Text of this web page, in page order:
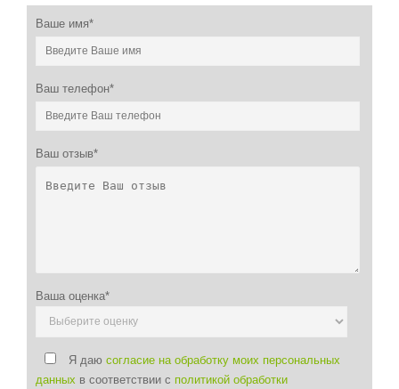
Семён 02.05.2026 в 20:39
Были здесь уже не раз, и в этот раз все отлично. Приходили с
Бассейн супер, поиграли в бильярд и спели в караоке. Место
комфортное, отдых удался!
отдохнуть от суеты. Финская парная отлично прогревает,
Все очень довольны, без лишней суеты отдохнули.
Арсений 05.02.2026 в 10:35
Атмосферное место! Сходил, от души пропотел. Словно
заново родился — усталость как рукой сняло. Отличный
способ перезагрузиться.
Ваше имя*
Ваш телефон*
Ваш отзыв*
Ваша оценка*
Я даю согласие на обработку моих персональных
данных в соответствии с политикой обработки